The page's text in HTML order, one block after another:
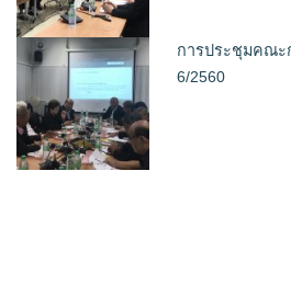
การประชุมคณะ
6/2560